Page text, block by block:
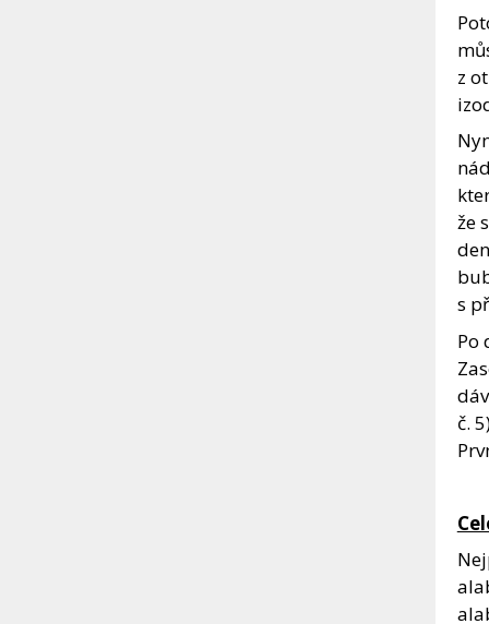
z
že
s
Po
č.